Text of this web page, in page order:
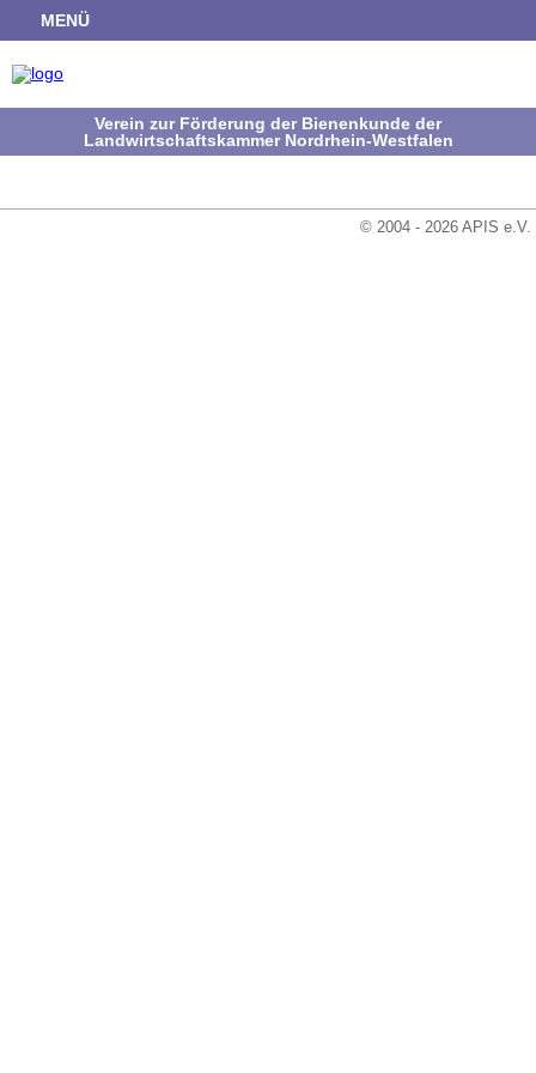
MENÜ
Verein zur Förderung der Bienenkunde der
Landwirtschaftskammer Nordrhein-Westfalen
© 2004 - 2026 APIS e.V.